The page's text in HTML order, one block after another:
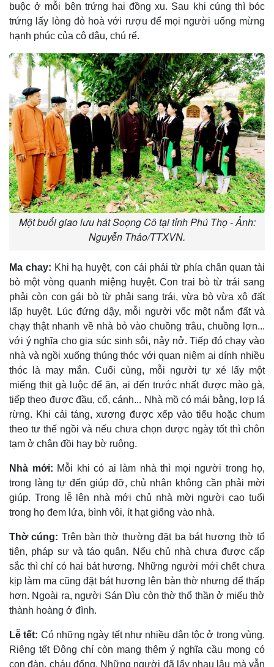
buộc ở mỗi bên trứng hai đồng xu. Sau khi cúng thì bóc
trứng lấy lòng đỏ hoà với rượu để mọi người uống mừng
hạnh phúc của cô dâu, chú rể.
Một buổi giao lưu hát Soọng Cô tại tỉnh Phú Thọ - Ảnh:
Nguyễn Thảo/TTXVN.
Ma chay: Khi hạ huyệt, con cái phải từ phía chân quan tài
bò một vòng quanh miệng huyệt. Con trai bò từ trái sang
phải còn con gái bò từ phải sang trái, vừa bò vừa xô đất
lấp huyệt. Lúc đứng dậy, mỗi người vốc một nắm đất và
chạy thật nhanh về nhà bỏ vào chuồng trâu, chuồng lợn...
với ý nghĩa cho gia súc sinh sôi, nảy nở. Tiếp đó chạy vào
nhà và ngồi xuống thúng thóc với quan niệm ai dính nhiều
thóc là may mắn. Cuối cùng, mỗi người tự xé lấy một
miếng thịt gà luộc để ăn, ai đến trước nhất được mào gà,
tiếp theo được đầu, cổ, cánh... Nhà mồ có mái bằng, lợp lá
rừng. Khi cải táng, xương được xếp vào tiểu hoặc chum
theo tư thế ngồi và nếu chưa chọn được ngày tốt thì chôn
tạm ở chân đồi hay bờ ruộng.
Nhà mới: Mỗi khi có ai làm nhà thì mọi người trong họ,
trong làng tự đến giúp đỡ, chủ nhân không cần phải mời
giúp. Trong lễ lên nhà mới chủ nhà mời người cao tuổi
trong họ đem lửa, bình vôi, ít hạt giống vào nhà.
Thờ cúng: Trên bàn thờ thường đặt ba bát hương thờ tổ
tiên, pháp sư và táo quân. Nếu chủ nhà chưa được cấp
sắc thì chỉ có hai bát hương. Những người mới chết chưa
kịp làm ma cũng đặt bát hương lên bàn thờ nhưng để thấp
hơn. Ngoài ra, người Sán Dìu còn thờ thổ thần ở miếu thờ
thành hoàng ở đình.
Lễ tết: Có những ngày tết như nhiều dân tộc ở trong vùng.
Riêng tết Ðông chí còn mang thêm ý nghĩa cầu mong có
con đàn, cháu đống. Những người đã lấy nhau lâu mà vẫn